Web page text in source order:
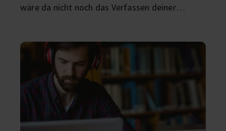
wäre da nicht noch das Verfassen deiner
zusammengefasst!